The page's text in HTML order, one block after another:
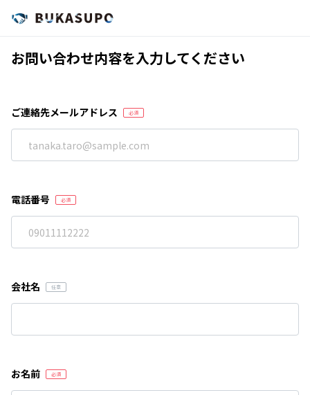
お問い合わせ内容を入力してください
ご連絡先メールアドレス
電話番号
会社名
お名前